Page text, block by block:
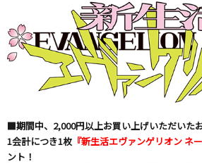
■期間中、2,000円以上お買い上げいただいた
1会計につき1枚 『新生活エヴァンゲリオン ネ
ント！